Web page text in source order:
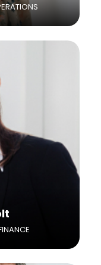
2013 mit dem
als
betraut.